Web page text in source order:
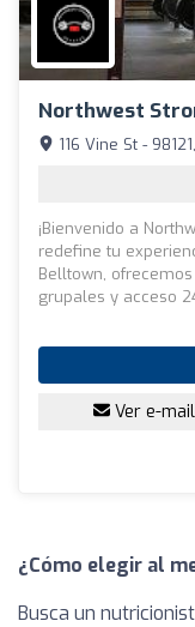
Northwest
116 Vine St -
¡Bienvenido a
redefine tu
Belltown,
grupales y acceso
Ver e-mail
¿Cómo elegir al
Busca un